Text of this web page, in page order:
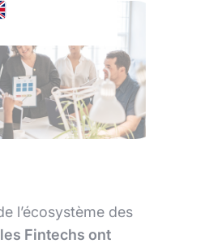
l’écosystème des
les Fintechs ont